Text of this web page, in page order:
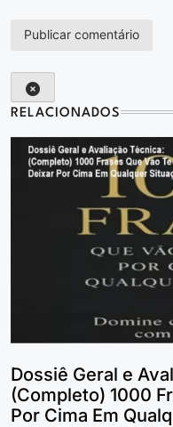
RELACIONADOS
Dossiê Geral e
(Completo) 1000
Por Cima Em